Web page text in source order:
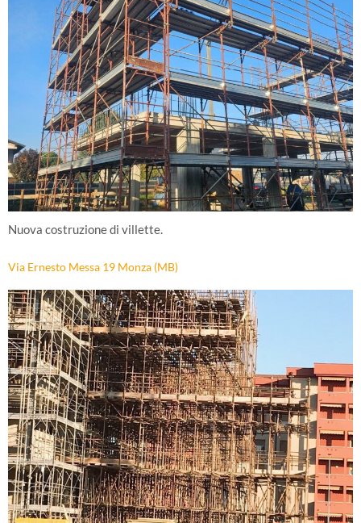
Nuova costruzione di villette.
Via Ernesto Messa 19 Monza (MB)